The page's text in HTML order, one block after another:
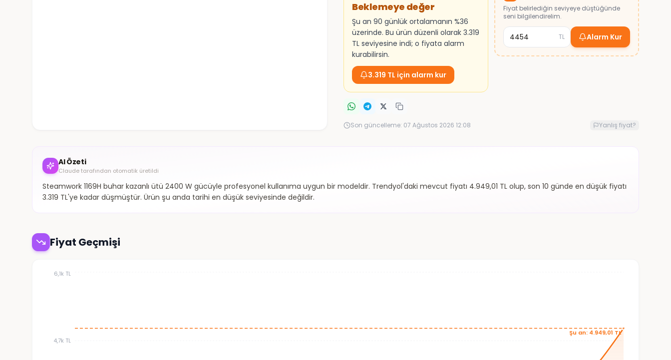
Beklemeye değer
Şu an 90 günlük ortalamanın %36
üzerinde. Bu ürün düzenli olarak 3.319
TL seviyesine indi; o fiyata alarm
kurabilirsin.
3.319 TL için alarm kur
Fiyat belirlediğin seviyeye düştüğünde
seni bilgilendirelim.
TL Alarm Kur
Son güncelleme: 07 Ağustos 2026 12:08 Yanlış fiyat?
AI Özeti
Claude tarafından otomatik üretildi
Steamwork 1169H buhar kazanlı ütü 2400 W gücüyle profesyonel kullanıma uygun bir modeldir. Trendyol'daki mevcut fiyatı 4.949,01 TL olup, son 10 günde en düşük fiyatı
3.319 TL'ye kadar düşmüştür. Ürün şu anda tarihi en düşük seviyesinde değildir.
Fiyat Geçmişi
4,7k TL
6,1k TL
Şu an: 4.949,01 TL